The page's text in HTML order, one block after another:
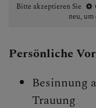
Bitte akzeptieren Sie
neu,
Persönliche
Besinnung
Trauung